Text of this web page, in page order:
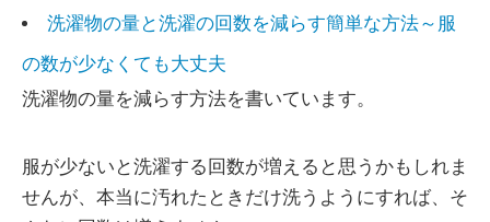
洗濯物の量と洗濯の回数を減らす簡単な方法～服
の数が少なくても大丈夫
洗濯物の量を減らす方法を書いています。
服が少ないと洗濯する回数が増えると思うかもしれま
せんが、本当に汚れたときだけ洗うようにすれば、そ